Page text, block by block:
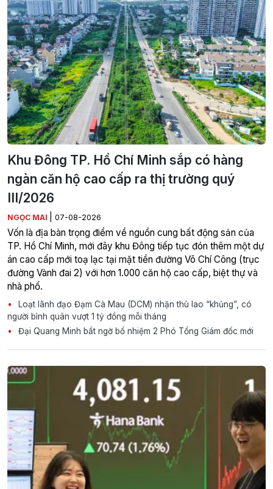
Khu Đông TP. Hồ Chí Minh sắp có hàng
ngàn căn hộ cao cấp ra thị trường quý
III/2026
NGỌC MAI 07-08-2026
Vốn là địa bàn trọng điểm về nguồn cung bất động sản của
TP. Hồ Chí Minh, mới đây khu Đông tiếp tục đón thêm một dự
án cao cấp mới toạ lạc tại mặt tiền đường Võ Chí Công (trục
đường Vành đai 2) với hơn 1.000 căn hộ cao cấp, biệt thự và
nhà phố.
Loạt lãnh đạo Đạm Cà Mau (DCM) nhận thù lao “khủng”, có
người bình quân vượt 1 tỷ đồng mỗi tháng
Đại Quang Minh bất ngờ bổ nhiệm 2 Phó Tổng Giám đốc mới